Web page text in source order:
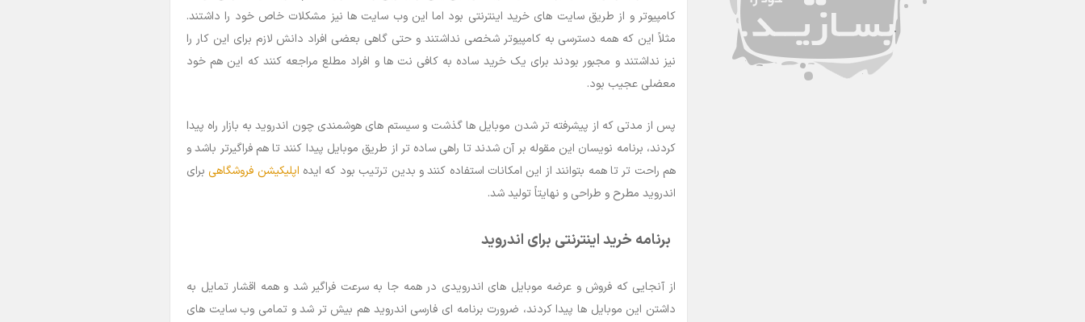
کامپیوتر و از طریق سایت های خرید اینترنتی بود اما این وب سایت ها نیز مشکلات خاص خود را داشتند.
مثلاً این که همه دسترسی به کامپیوتر شخصی نداشتند و حتی گاهی بعضی افراد دانش لازم برای این کار را
نیز نداشتند و مجبور بودند برای یک خرید ساده به کافی نت ها و افراد مطلع مراجعه کنند که این هم خود
معضلی عجیب بود.
پس از مدتی که از پیشرفته تر شدن موبایل ها گذشت و سیستم های هوشمندی چون اندروید به بازار راه پیدا
کردند، برنامه نویسان این مقوله بر آن شدند تا راهی ساده تر از طریق موبایل پیدا کنند تا هم فراگیرتر باشد و
هم راحت تر تا همه بتوانند از این امکانات استفاده کنند و بدین ترتیب بود که ایده اپلیکیشن فروشگاهی برای
اندروید مطرح و طراحی و نهایتاً تولید شد.
برنامه خرید اینترنتی برای اندروید
از آنجایی که فروش و عرضه موبایل های اندرویدی در همه جا به سرعت فراگیر شد و همه اقشار تمایل به
داشتن این موبایل ها پیدا کردند، ضرورت برنامه ای فارسی اندروید هم بیش تر شد و تمامی وب سایت های